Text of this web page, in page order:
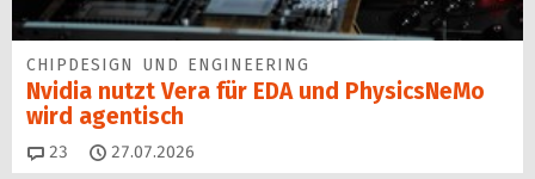
CHIPDESIGN UND ENGINEERING
Nvidia nutzt Vera für EDA und PhysicsNeMo
wird agentisch
23 Kommentare
27.07.2026